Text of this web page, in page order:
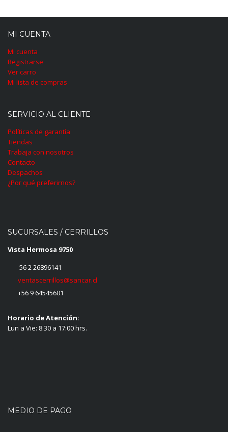
MI CUENTA
Mi cuenta
Registrarse
Ver carro
Mi lista de compras
SERVICIO AL CLIENTE
Políticas de garantía
Tiendas
Trabaja con nosotros
Contacto
Despachos
¿Por qué preferirnos?
SUCURSALES / CERRILLOS
Vista Hermosa 9750
56 2 26896141
ventascerrillos@sancar.cl
+56 9 64545601
Horario de Atención:
Lun a Vie: 8:30 a 17:00 hrs.
MEDIO DE PAGO